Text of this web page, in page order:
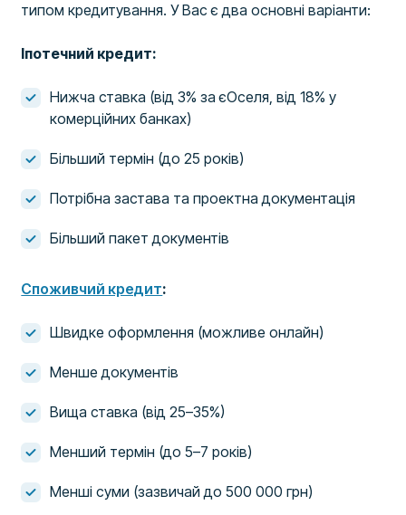
типом кредитування. У Вас є два основні варіанти:
Іпотечний кредит:
Нижча ставка (від 3% за єОселя, від 18% у
комерційних банках)
Більший термін (до 25 років)
Потрібна застава та проектна документація
Більший пакет документів
Споживчий кредит:
Швидке оформлення (можливе онлайн)
Менше документів
Вища ставка (від 25–35%)
Менший термін (до 5–7 років)
Менші суми (зазвичай до 500 000 грн)